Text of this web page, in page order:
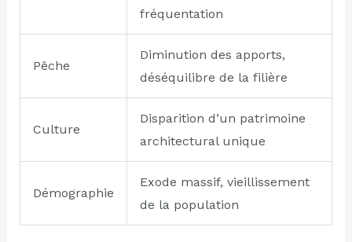
fréquentation
Pêche
Diminution des apports,
déséquilibre de la filière
Culture
Disparition d’un patrimoine
architectural unique
Démographie
Exode massif, vieillissement
de la population